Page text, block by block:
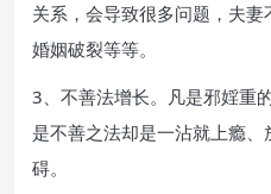
关系，会导致很多问题，夫妻
婚姻破裂等等。
3、不善法增长。凡是邪婬重
是不善之法却是一沾就上瘾
碍。